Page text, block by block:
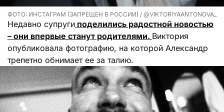
ФОТО: ИНСТАГРАМ (ЗАПРЕЩЕН В РОССИИ) / @VIKTORIYAANTONOVA_
Недавно супруги поделились радостной новостью
– они впервые станут родителями. Виктория
опубликовала фотографию, на которой Александр
трепетно обнимает ее за талию.